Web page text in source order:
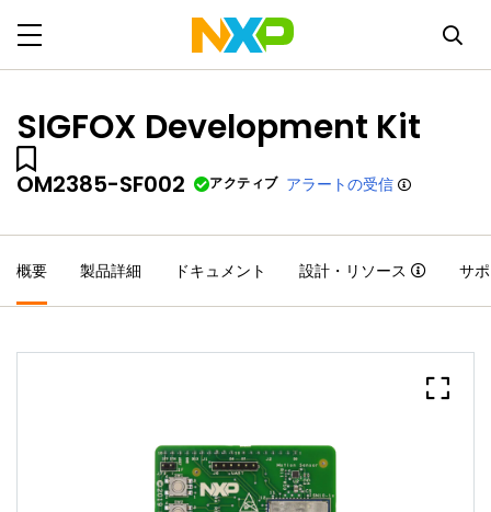
SIGFOX Development Kit
OM2385-SF002 アクティブ アラートの受信
概要 製品詳細 ドキュメント 設計・リソース サ